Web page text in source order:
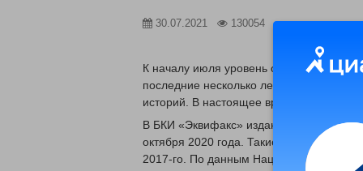
30.07.2021 130054
К началу июля уровень одобрения
последние несколько лет, пишет
историй. В настоящее время
В БКИ «Эквифакс» изданию рассказали,
октября 2020 года. Такие низкие
2017-го. По данным Национального